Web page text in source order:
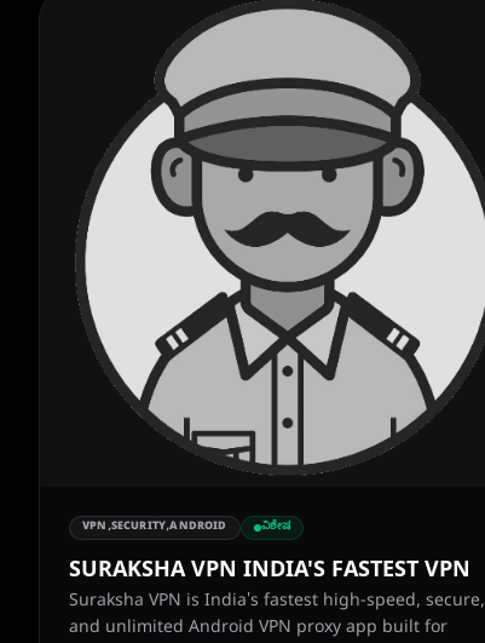
VPN,SECURITY,ANDROID ವಿಶೇಷ
SURAKSHA VPN INDIA'S FASTEST VPN
Suraksha VPN is India's fastest high-speed, secure,
and unlimited Android VPN proxy app built for